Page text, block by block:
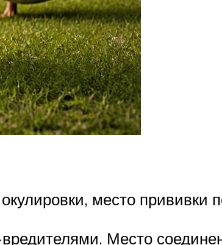
место прививки
Место